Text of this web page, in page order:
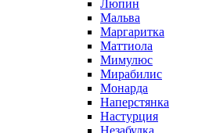
Люпин
Мальва
Маргаритка
Маттиола
Мимулюс
Мирабилис
Монарда
Наперстянка
Настурция
Незабудка